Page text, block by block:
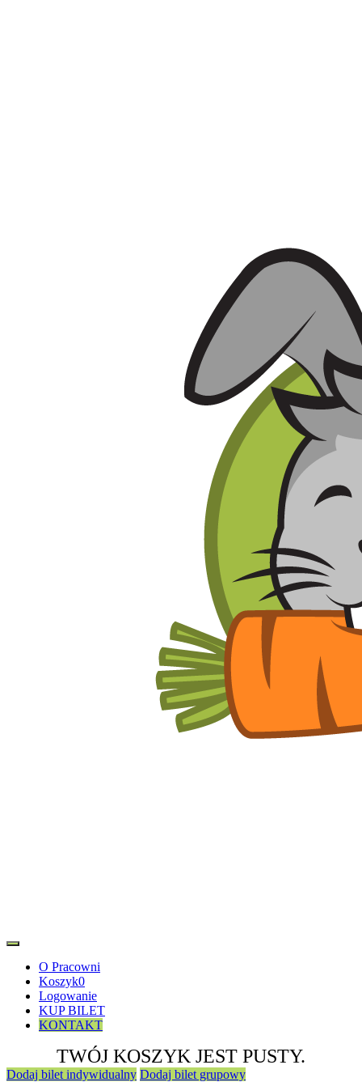
O Pracowni
Koszyk0
Logowanie
KUP BILET
KONTAKT
TWÓJ KOSZYK JEST PUSTY.
Dodaj bilet indywidualny Dodaj bilet grupowy